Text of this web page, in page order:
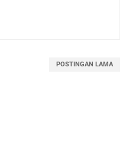
POSTINGAN LAMA